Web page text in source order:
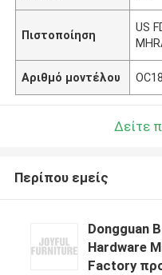
Πιστοποίηση
US
Αριθμό μοντέλου OC18
Δείτε
Περίπου εμείς
Dongguan
Hardware
Factory